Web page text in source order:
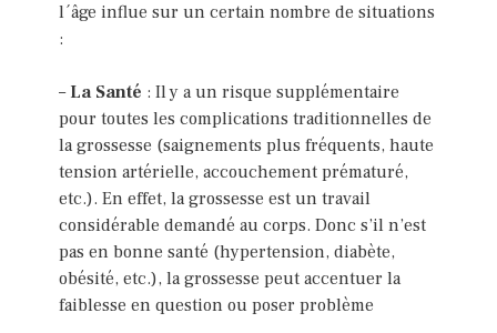
l´âge influe sur un certain nombre de situations
:
– La Santé : Il y a un risque supplémentaire
pour toutes les complications traditionnelles de
la grossesse (saignements plus fréquents, haute
tension artérielle, accouchement prématuré,
etc.). En effet, la grossesse est un travail
considérable demandé au corps. Donc s’il n’est
pas en bonne santé (hypertension, diabète,
obésité, etc.), la grossesse peut accentuer la
faiblesse en question ou poser problème